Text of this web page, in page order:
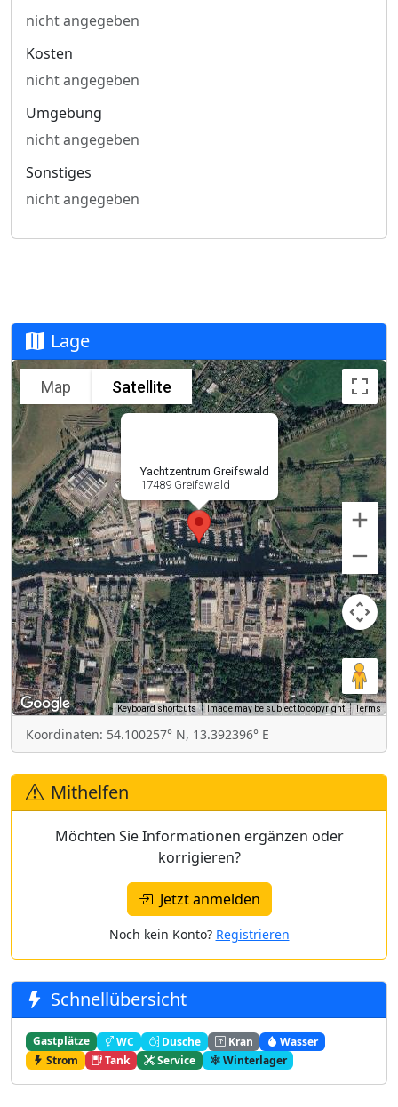
nicht angegeben
Kosten
nicht angegeben
Umgebung
nicht angegeben
Sonstiges
nicht angegeben
Lage
Yachtzentrum Greifswald
17489 Greifswald
Map Satellite
Keyboard shortcuts Image may be subject to copyright Terms
Koordinaten: 54.100257° N, 13.392396° E
Mithelfen
Möchten Sie Informationen ergänzen oder
korrigieren?
Jetzt anmelden
Noch kein Konto? Registrieren
Schnellübersicht
Gastplätze WC Dusche Kran
Wasser
Strom
Tank Service Winterlager